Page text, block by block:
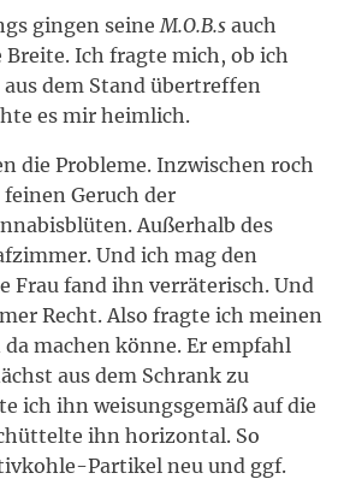
gingen seineM.O.B.s auch
Ich fragte mich, ob ich
aus dem Stand übertreffen
es mir heimlich.
die Probleme. Inzwischen roch
Geruch der
Außerhalb des
Und ich mag den
Frau fand ihn verräterisch. Und
Recht. Also fragte ich meinen
machen könne. Er empfahl
aus dem Schrank zu
ich ihn weisungsgemäß auf die
ihn horizontal. So
Partikel neu und ggf.